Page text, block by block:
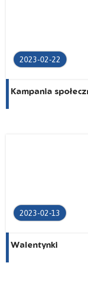
2023-02-22
Kampania
2023-02-13
Walentynki